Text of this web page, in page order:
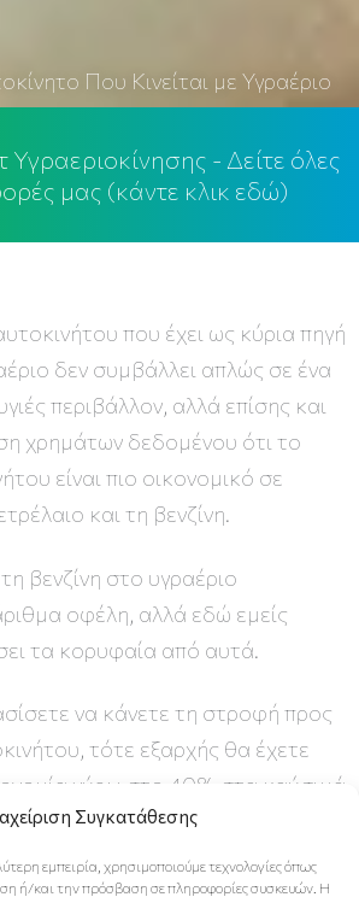
Συγκατάθεσης
εμπειρία, χρησιμοποιούμε τεχνολογίες όπως
ή/και την πρόσβαση σε πληροφορίες συσκευών. Η
Που Κινείται με Υγραέριο
- Δείτε όλες
μας (κάντε κλικ εδώ)
που έχει ως κύρια πηγή
δεν συμβάλλει απλώς σε ένα
περιβάλλον, αλλά επίσης και
χρημάτων δεδομένου ότι το
είναι πιο οικονομικό σε
και τη βενζίνη.
βενζίνη στο υγραέριο
οφέλη, αλλά εδώ εμείς
τα κορυφαία από αυτά.
να κάνετε τη στροφή προς
τότε εξαρχής θα έχετε
γύρω στο 40% στα καύσιμά
ιδίως εφόσον χρησιμοποιείτε
σε ημερήσια βάση για να